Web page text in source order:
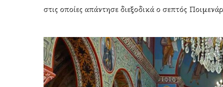
Hit enter to search or ESC to close
στις οποίες απάντησε διεξοδικά ο σεπτός